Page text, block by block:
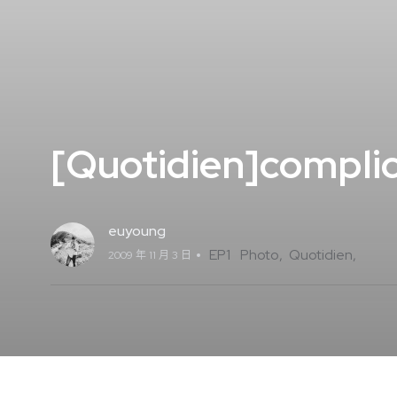
euyoung
2009 年 11 月 3 日 EP1 Photo Quotidien